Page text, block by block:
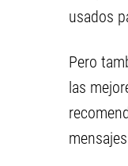
usados
Pero
las